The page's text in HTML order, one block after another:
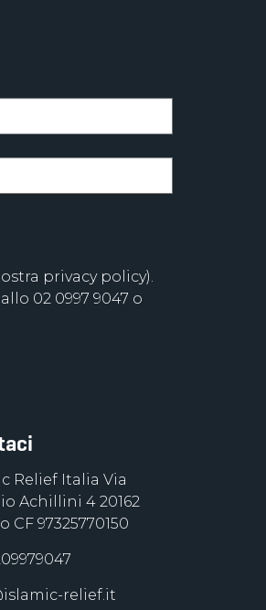
privacy policy).
02 0997 9047 o
Relief Italia Via
Achillini 4 20162
CF 97325770150
relief.it